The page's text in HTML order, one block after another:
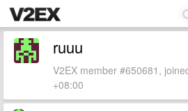
ruuu
V2EX member #650681,
+08:00